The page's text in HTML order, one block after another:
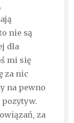
nie są
dla
mi się
za nic
na pewno
pozytyw.
za